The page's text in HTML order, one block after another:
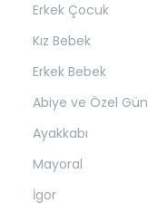
Erkek Çocuk
Kız Bebek
Erkek Bebek
Abiye ve Özel Gün
Ayakkabı
Mayoral
İgor